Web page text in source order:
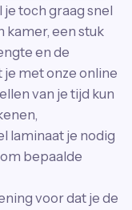
toch graag snel
een stuk
en de
met onze online
van je tijd kun
laminaat je nodig
bepaalde
voor dat je de